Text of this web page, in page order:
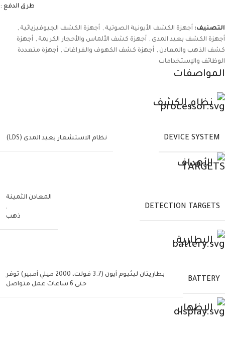
طرق الدفع :
التصنيف: أجهزة الكشف الأيونية الصوتية , أجهزة الكشف الجيوفيزيائية ,
أجهزة الكشف بعيد المدى , أجهزة كشف الألماس والأحجار الكريمة , أجهزة
كشف الذهب والمعادن , أجهزة كشف الكهوف والفراغات , أجهزة متعددة
الوظائف والإستخدامات
المواصفات
نظام الكشف
DEVICE SYSTEM نظام الاستشعار بعيد المدى (LDS)
الأهداف
DETECTION TARGETS
المعادن الثمينة
,
ذهب
البطارية
BATTERY
بطاريتان ليثيوم أيون (3.7 فولت، 2000 ميلي أمبير) توفر
حتى 6 ساعات عمل متواصل
الإظهار